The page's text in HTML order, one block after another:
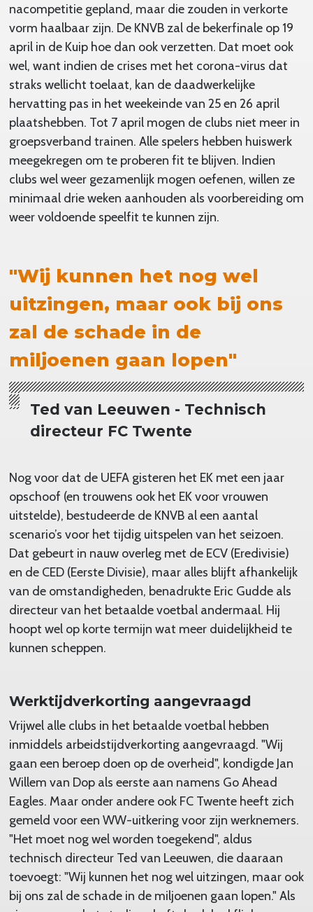
nacompetitie gepland, maar die zouden in verkorte
vorm haalbaar zijn. De KNVB zal de bekerfinale op 19
april in de Kuip hoe dan ook verzetten. Dat moet ook
wel, want indien de crises met het corona-virus dat
straks wellicht toelaat, kan de daadwerkelijke
hervatting pas in het weekeinde van 25 en 26 april
plaatshebben. Tot 7 april mogen de clubs niet meer in
groepsverband trainen. Alle spelers hebben huiswerk
meegekregen om te proberen fit te blijven. Indien
clubs wel weer gezamenlijk mogen oefenen, willen ze
minimaal drie weken aanhouden als voorbereiding om
weer voldoende speelfit te kunnen zijn.
"Wij kunnen het nog wel
uitzingen, maar ook bij ons
zal de schade in de
miljoenen gaan lopen"
Ted van Leeuwen - Technisch
directeur FC Twente
Nog voor dat de UEFA gisteren het EK met een jaar
opschoof (en trouwens ook het EK voor vrouwen
uitstelde), bestudeerde de KNVB al een aantal
scenario’s voor het tijdig uitspelen van het seizoen.
Dat gebeurt in nauw overleg met de ECV (Eredivisie)
en de CED (Eerste Divisie), maar alles blijft afhankelijk
van de omstandigheden, benadrukte Eric Gudde als
directeur van het betaalde voetbal andermaal. Hij
hoopt wel op korte termijn wat meer duidelijkheid te
kunnen scheppen.
Werktijdverkorting aangevraagd
Vrijwel alle clubs in het betaalde voetbal hebben
inmiddels arbeidstijdverkorting aangevraagd. "Wij
gaan een beroep doen op de overheid", kondigde Jan
Willem van Dop als eerste aan namens Go Ahead
Eagles. Maar onder andere ook FC Twente heeft zich
gemeld voor een WW-uitkering voor zijn werknemers.
"Het moet nog wel worden toegekend", aldus
technisch directeur Ted van Leeuwen, die daaraan
toevoegt: "Wij kunnen het nog wel uitzingen, maar ook
bij ons zal de schade in de miljoenen gaan lopen." Als